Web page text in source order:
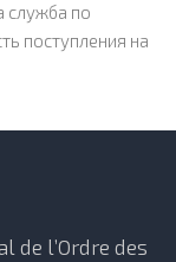
по
поступления на
de l’Ordre des